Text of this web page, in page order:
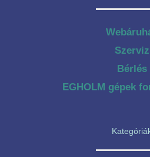
Szerviz
Bérlés
EGHOLM gépek